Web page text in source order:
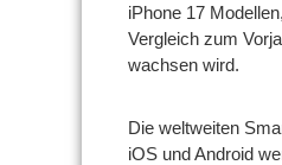
iPhone 17
Vergleich zum
wachsen wird.
Die weltweiten
iOS und Android